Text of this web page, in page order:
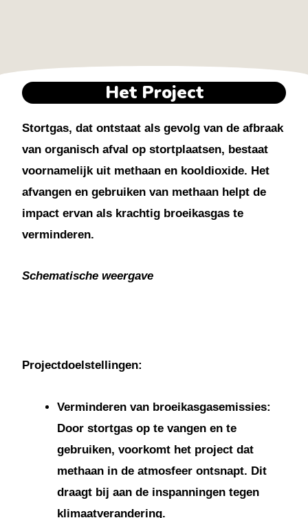
Het Project
Stortgas, dat ontstaat als gevolg van de afbraak
van organisch afval op stortplaatsen, bestaat
voornamelijk uit methaan en kooldioxide. Het
afvangen en gebruiken van methaan helpt de
impact ervan als krachtig broeikasgas te
verminderen.
Schematische weergave
Projectdoelstellingen:
Verminderen van broeikasgasemissies:
Door stortgas op te vangen en te
gebruiken, voorkomt het project dat
methaan in de atmosfeer ontsnapt. Dit
draagt bij aan de inspanningen tegen
klimaatverandering.